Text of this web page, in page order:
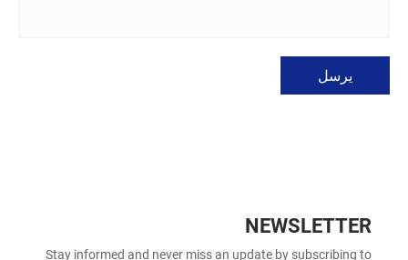
يرسل
NEWSLETTER
Stay informed and never miss an update by subscribing to